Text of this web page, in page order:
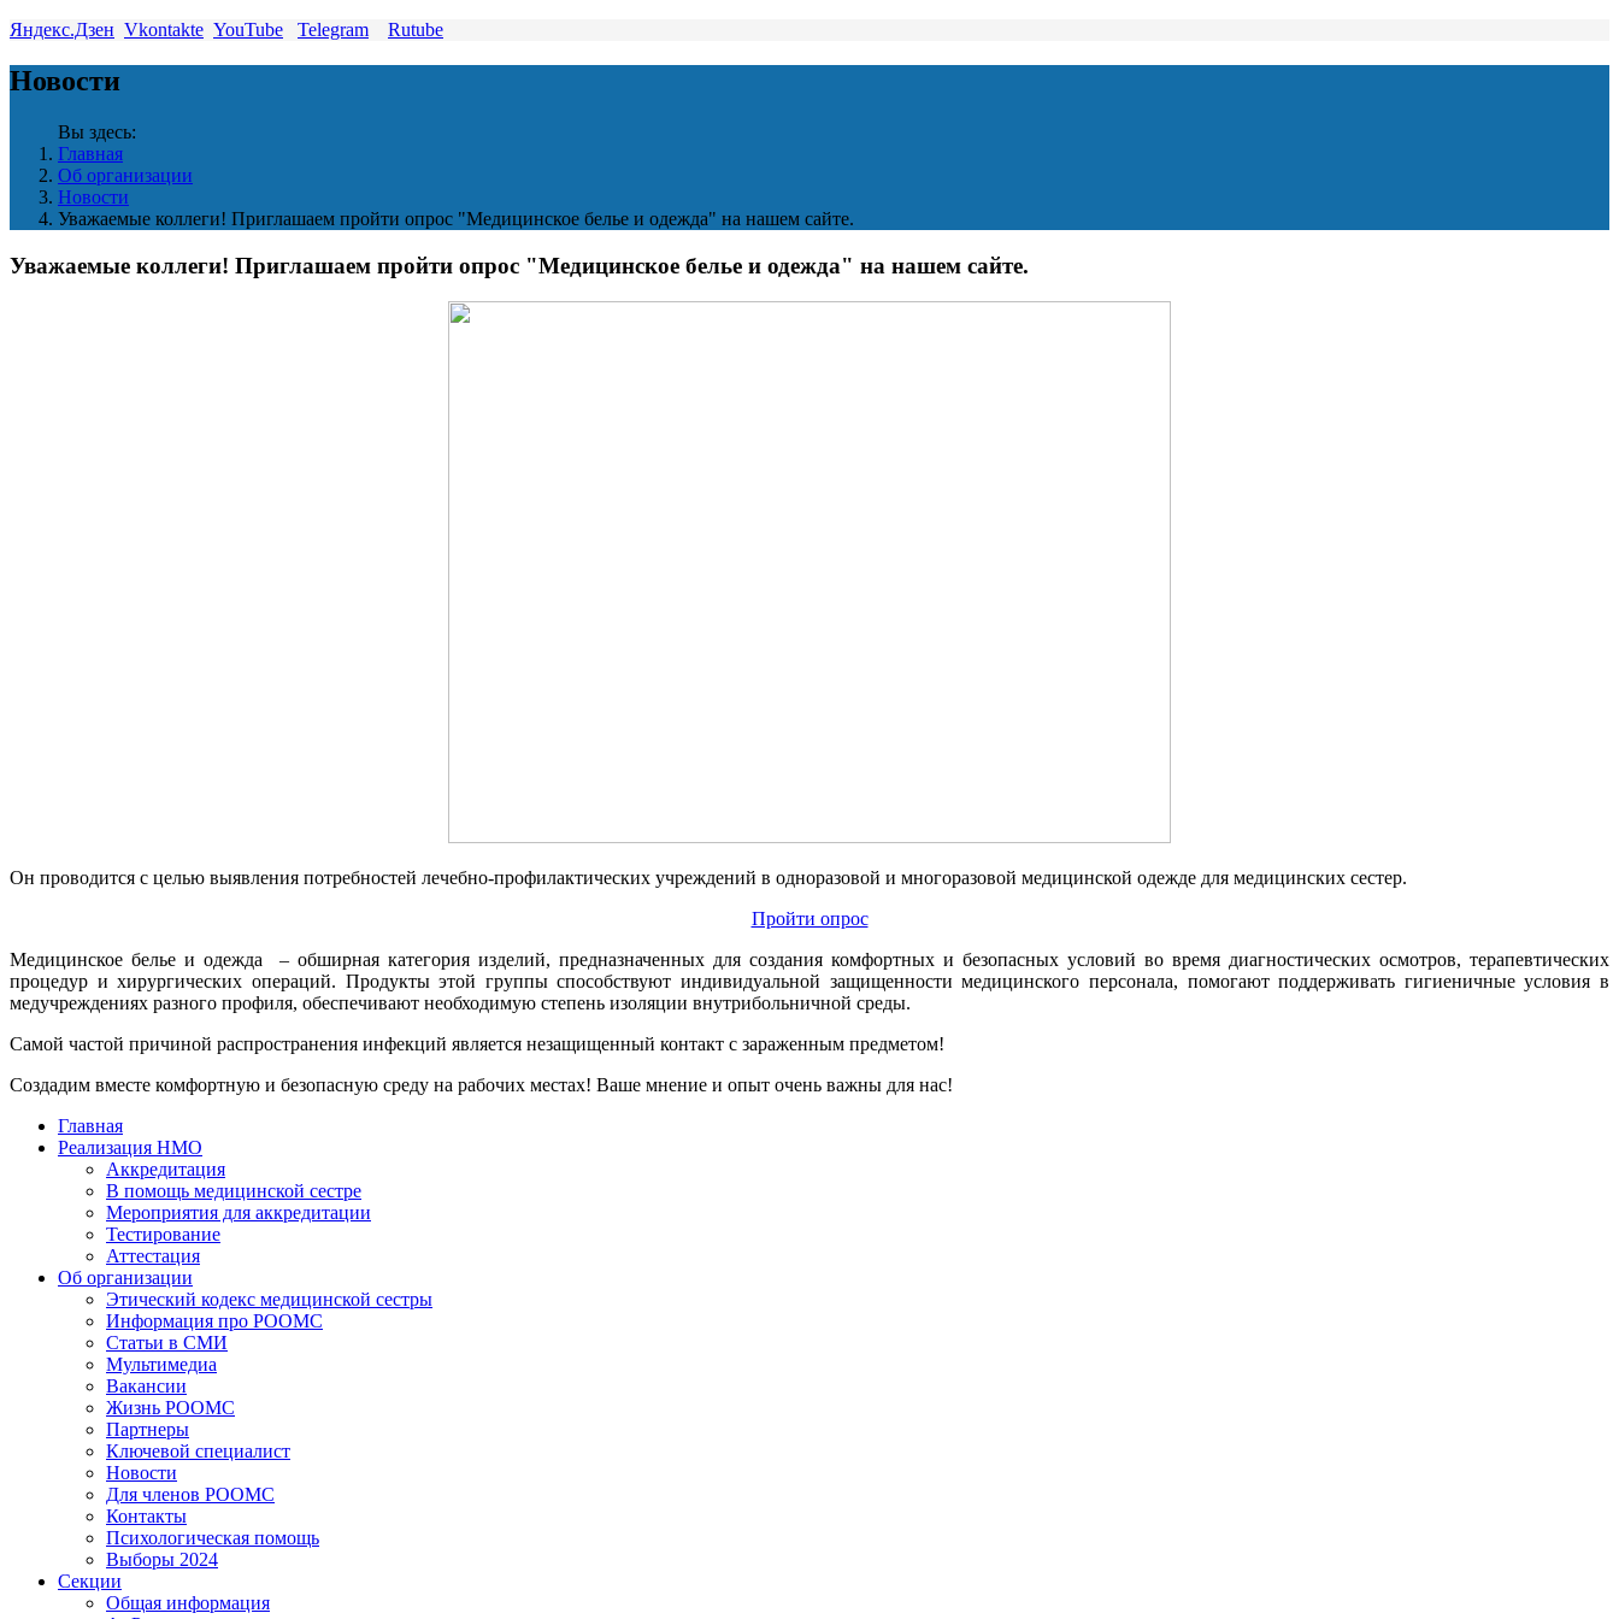
Яндекс.Дзен Vkontakte YouTube Telegram Rutube
Новости
Вы здесь:
Главная
Об организации
Новости
Уважаемые коллеги! Приглашаем пройти опрос "Медицинское белье и одежда" на нашем сайте.
Уважаемые коллеги! Приглашаем пройти опрос "Медицинское белье и одежда" на нашем сайте.
Он проводится с целью выявления потребностей лечебно-профилактических учреждений в одноразовой и многоразовой медицинской одежде для медицинских сестер.
Пройти опрос
Медицинское белье и одежда – обширная категория изделий, предназначенных для создания комфортных и безопасных условий во время диагностических осмотров, терапевтических
процедур и хирургических операций. Продукты этой группы способствуют индивидуальной защищенности медицинского персонала, помогают поддерживать гигиеничные условия в
медучреждениях разного профиля, обеспечивают необходимую степень изоляции внутрибольничной среды.
Самой частой причиной распространения инфекций является незащищенный контакт с зараженным предметом!
Создадим вместе комфортную и безопасную среду на рабочих местах! Ваше мнение и опыт очень важны для нас!
Главная
Реализация НМО
Аккредитация
В помощь медицинской сестре
Мероприятия для аккредитации
Тестирование
Аттестация
Об организации
Этический кодекс медицинской сестры
Информация про РООМС
Статьи в СМИ
Мультимедиа
Вакансии
Жизнь РООМС
Партнеры
Ключевой специалист
Новости
Для членов РООМС
Контакты
Психологическая помощь
Выборы 2024
Секции
Общая информация